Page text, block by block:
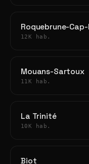
Roquebrune-
12K hab.
Mouans-Sartoux
11K hab.
La Trinité
10K hab.
Biot